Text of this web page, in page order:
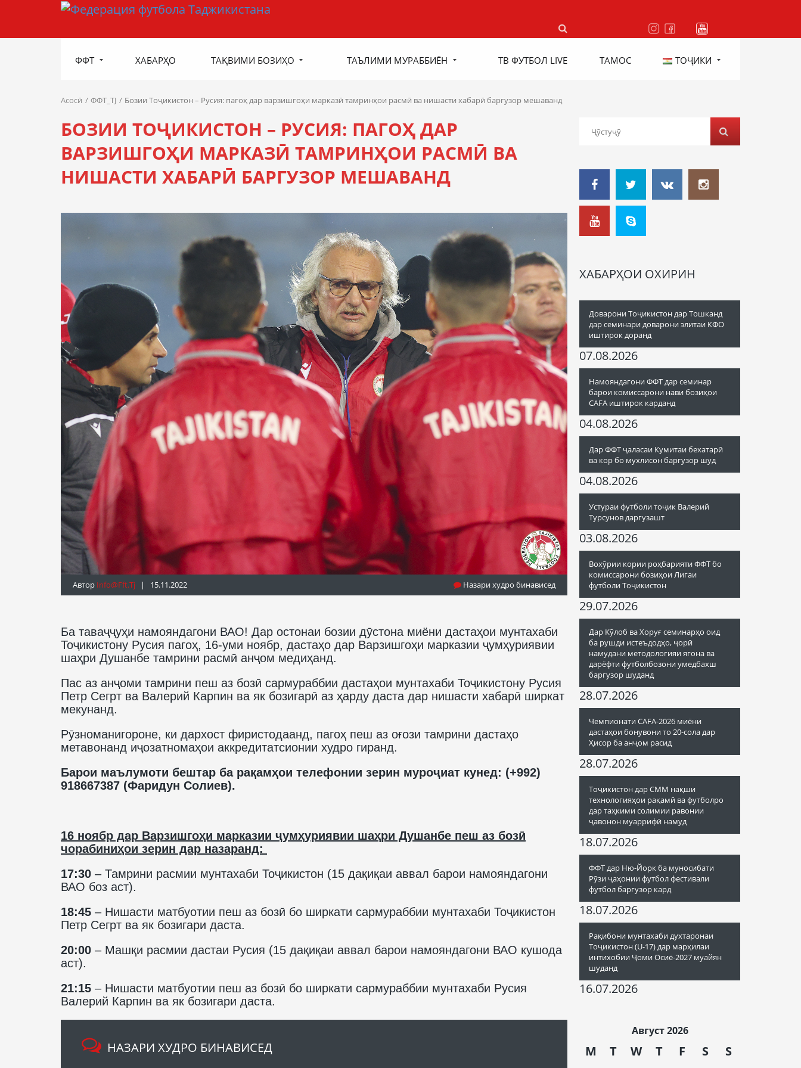
ФФТ ХАБАРҲО ТАҚВИМИ БОЗИҲО ТАЪЛИМИ МУРАББИЁН ТВ ФУТБОЛ LIVE ТАМОС ТОҶИКИ
Асосӣ ФФТ_TJ Бозии Тоҷикистон – Русия: пагоҳ дар варзишгоҳи марказӣ тамринҳои расмӣ ва нишасти хабарӣ баргузор мешаванд
БОЗИИ ТОҶИКИСТОН – РУСИЯ: ПАГОҲ ДАР
ВАРЗИШГОҲИ МАРКАЗӢ ТАМРИНҲОИ РАСМӢ ВА
НИШАСТИ ХАБАРӢ БАРГУЗОР МЕШАВАНД
Автор Info@fft.tj | 15.11.2022 Назари худро бинависед
Ба таваҷҷуҳи намояндагони ВАО! Дар остонаи бозии дӯстона миёни дастаҳои мунтахаби
Тоҷикистону Русия пагоҳ, 16-уми ноябр, дастаҳо дар Варзишгоҳи марказии ҷумҳуриявии
шаҳри Душанбе тамрини расмӣ анҷом медиҳанд.
Пас аз анҷоми тамрини пеш аз бозӣ сармураббии дастаҳои мунтахаби Тоҷикистону Русия
Петр Сегрт ва Валерий Карпин ва як бозигарӣ аз ҳарду даста дар нишасти хабарӣ ширкат
мекунанд.
Рӯзноманигороне, ки дархост фиристодаанд, пагоҳ пеш аз оғози тамрини дастаҳо
метавонанд иҷозатномаҳои аккредитатсионии худро гиранд.
Барои маълумоти бештар ба рақамҳои телефонии зерин муроҷиат кунед: (+992)
918667387 (Фаридун Солиев).
16 ноябр дар Варзишгоҳи марказии ҷумҳуриявии шаҳри Душанбе пеш аз бозӣ
чорабиниҳои зерин дар назаранд:
17:30 – Тамрини расмии мунтахаби Тоҷикистон (15 дақиқаи аввал барои намояндагони
ВАО боз аст).
18:45 – Нишасти матбуотии пеш аз бозӣ бо ширкати сармураббии мунтахаби Тоҷикистон
Петр Сегрт ва як бозигари даста.
20:00 – Машқи расмии дастаи Русия (15 дақиқаи аввал барои намояндагони ВАО кушода
аст).
21:15 – Нишасти матбуотии пеш аз бозӣ бо ширкати сармураббии мунтахаби Русия
Валерий Карпин ва як бозигари даста.
НАЗАРИ ХУДРО БИНАВИСЕД
ХАБАРҲОИ ОХИРИН
Доварони Тоҷикистон дар Тошканд
дар семинари доварони элитаи КФО
иштирок доранд
07.08.2026
Намояндагони ФФТ дар семинар
барои комиссарони нави бозиҳои
CAFA иштирок карданд
04.08.2026
Дар ФФТ ҷаласаи Кумитаи бехатарӣ
ва кор бо мухлисон баргузор шуд
04.08.2026
Устураи футболи тоҷик Валерий
Турсунов даргузашт
03.08.2026
Вохӯрии кории роҳбарияти ФФТ бо
комиссарони бозиҳои Лигаи
футболи Тоҷикистон
29.07.2026
Дар Кӯлоб ва Хоруғ семинарҳо оид
ба рушди истеъдодҳо, ҷорӣ
намудани методологияи ягона ва
дарёфти футболбозони умедбахш
баргузор шуданд
28.07.2026
Чемпионати CAFA-2026 миёни
дастаҳои бонувони то 20-сола дар
Ҳисор ба анҷом расид
28.07.2026
Тоҷикистон дар СММ нақши
технологияҳои рақамӣ ва футболро
дар таҳкими солимии равонии
ҷавонон муаррифӣ намуд
18.07.2026
ФФТ дар Ню-Йорк ба муносибати
Рӯзи ҷаҳонии футбол фестивали
футбол баргузор кард
18.07.2026
Рақибони мунтахаби духтаронаи
Тоҷикистон (U-17) дар марҳилаи
интихобии Ҷоми Осиё-2027 муайян
шуданд
16.07.2026
Август 2026
M T W T F S S